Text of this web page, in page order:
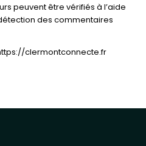
peuvent être vérifiés à l’aide
des commentaires
clermontconnecte.fr